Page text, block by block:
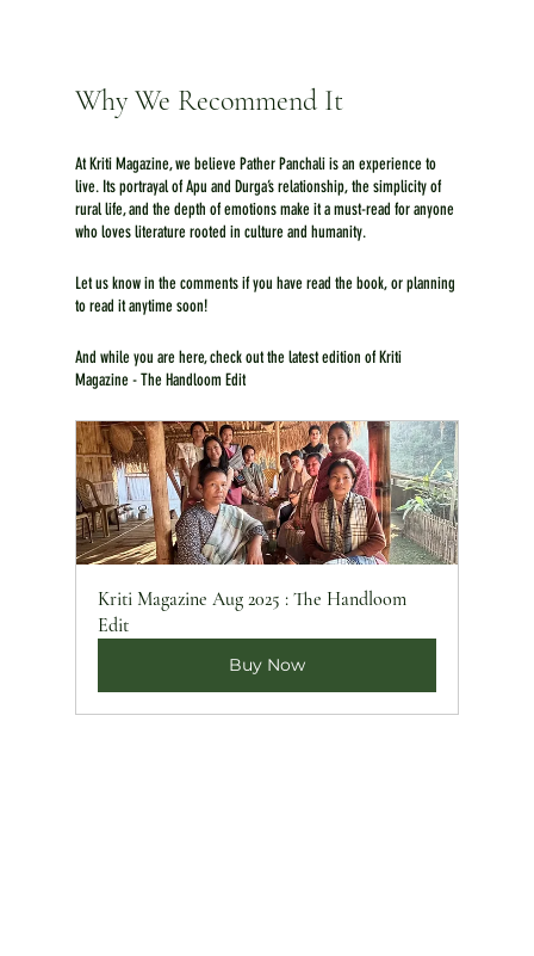
Why We Recommend It
At Kriti Magazine, we believe Pather Panchali is an experience to
live. Its portrayal of Apu and Durga’s relationship, the simplicity of
rural life, and the depth of emotions make it a must-read for anyone
who loves literature rooted in culture and humanity.
Let us know in the comments if you have read the book, or planning
to read it anytime soon!
And while you are here, check out the latest edition of Kriti
Magazine - The Handloom Edit
Kriti Magazine Aug 2025 : The Handloom
Edit
Buy Now